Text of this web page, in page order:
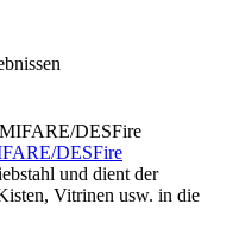
DESFire
und dient der
Vitrinen usw. in die